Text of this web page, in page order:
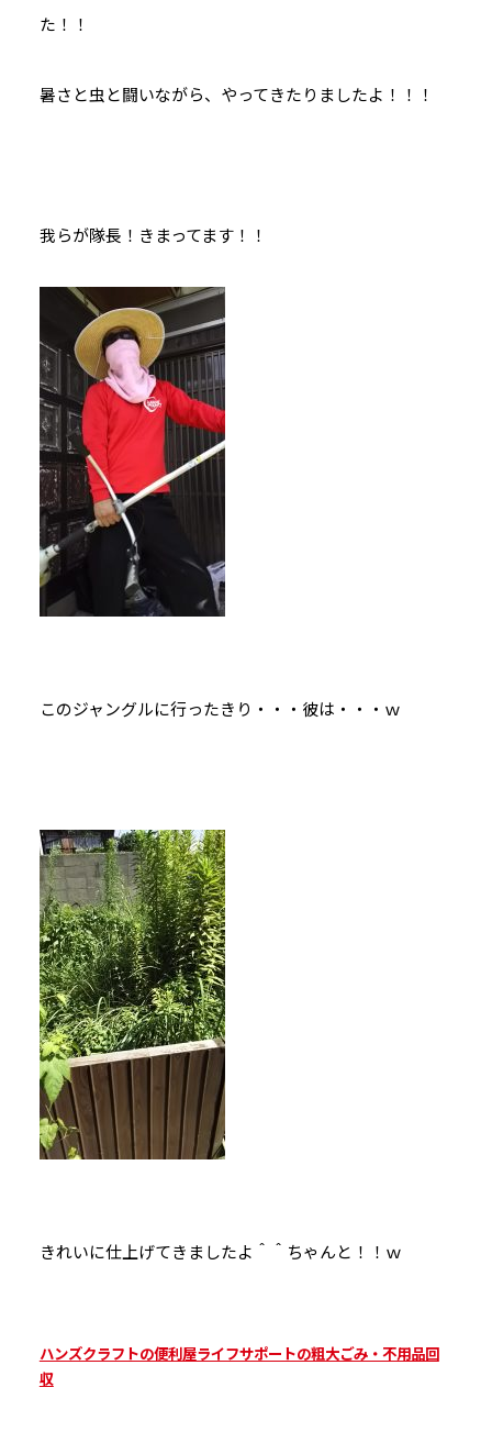
た！！
暑さと虫と闘いながら、やってきたりましたよ！！！
我らが隊長！きまってます！！
このジャングルに行ったきり・・・彼は・・・ｗ
きれいに仕上げてきましたよ＾＾ちゃんと！！ｗ
ハンズクラフトの便利屋ライフサポートの粗大ごみ・不用品回
収